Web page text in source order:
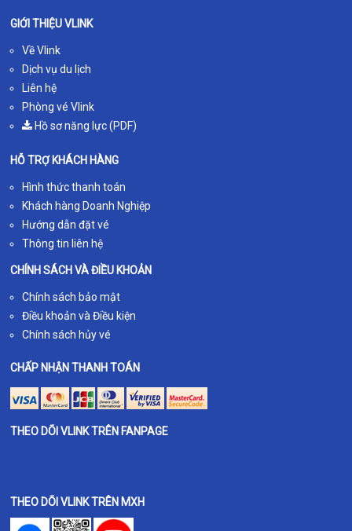
GIỚI THIỆU VLINK
Về Vlink
Dịch vụ du lịch
Liên hệ
Phòng vé Vlink
Hồ sơ năng lực (PDF)
HỖ TRỢ KHÁCH HÀNG
Hình thức thanh toán
Khách hàng Doanh Nghiệp
Hướng dẫn đặt vé
Thông tin liên hệ
CHÍNH SÁCH VÀ ĐIỀU KHOẢN
Chính sách bảo mật
Điều khoản và Điều kiện
Chính sách hủy vé
CHẤP NHẬN THANH TOÁN
THEO DÕI VLINK TRÊN FANPAGE
THEO DÕI VLINK TRÊN MXH